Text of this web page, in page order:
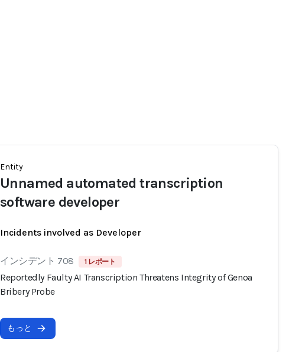
Entity
Unnamed automated transcription
software developer
Incidents involved as Developer
インシデント 708 1 レポート
Reportedly Faulty AI Transcription Threatens Integrity of Genoa
Bribery Probe
もっと